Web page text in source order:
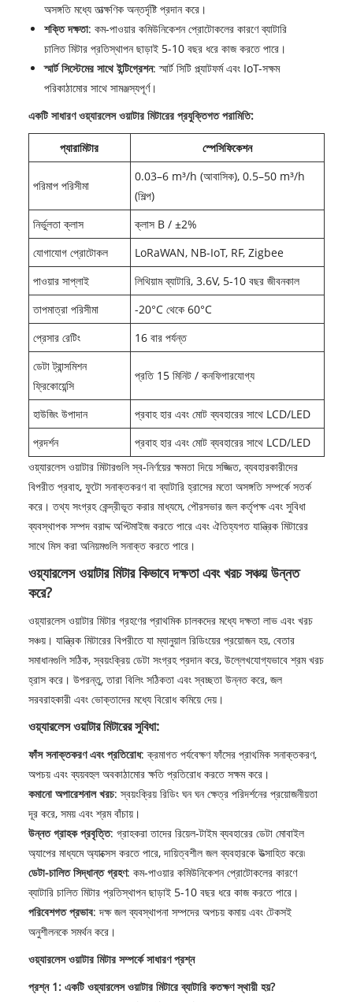
অসঙ্গতি মধ্যে তাত্ক্ষণিক অন্তর্দৃষ্টি প্রদান করে।
শক্তি দক্ষতা: কম-পাওয়ার কমিউনিকেশন প্রোটোকলের কারণে ব্যাটারি
চালিত মিটার প্রতিস্থাপন ছাড়াই 5-10 বছর ধরে কাজ করতে পারে।
স্মার্ট সিস্টেমের সাথে ইন্টিগ্রেশন: স্মার্ট সিটি প্ল্যাটফর্ম এবং IoT-সক্ষম
পরিকাঠামোর সাথে সামঞ্জস্যপূর্ণ।
একটি সাধারণ ওয়্যারলেস ওয়াটার মিটারের প্রযুক্তিগত পরামিতি:
প্যারামিটার স্পেসিফিকেশন
পরিমাপ পরিসীমা
0.03–6 m³/h (আবাসিক), 0.5–50 m³/h
(শিল্প)
নির্ভুলতা ক্লাস
ক্লাস B / ±2%
যোগাযোগ প্রোটোকল
LoRaWAN, NB-IoT, RF, Zigbee
পাওয়ার সাপ্লাই
লিথিয়াম ব্যাটারি, 3.6V, 5-10 বছর জীবনকাল
তাপমাত্রা পরিসীমা
-20°C থেকে 60°C
প্রেসার রেটিং
16 বার পর্যন্ত
ডেটা ট্রান্সমিশন
ফ্রিকোয়েন্সি
প্রতি 15 মিনিট / কনফিগারযোগ্য
হাউজিং উপাদান
প্রবাহ হার এবং মোট ব্যবহারের সাথে LCD/LED
প্রদর্শন
প্রবাহ হার এবং মোট ব্যবহারের সাথে LCD/LED
ওয়্যারলেস ওয়াটার মিটারগুলি স্ব-নির্ণয়ের ক্ষমতা দিয়ে সজ্জিত, ব্যবহারকারীদের
বিপরীত প্রবাহ, ফুটো সনাক্তকরণ বা ব্যাটারি হ্রাসের মতো অসঙ্গতি সম্পর্কে সতর্ক
করে। তথ্য সংগ্রহ কেন্দ্রীভূত করার মাধ্যমে, পৌরসভার জল কর্তৃপক্ষ এবং সুবিধা
ব্যবস্থাপক সম্পদ বরাদ্দ অপ্টিমাইজ করতে পারে এবং ঐতিহ্যগত যান্ত্রিক মিটারের
সাথে মিস করা অনিয়মগুলি সনাক্ত করতে পারে।
ওয়্যারলেস ওয়াটার মিটার কিভাবে দক্ষতা এবং খরচ সঞ্চয় উন্নত
করে?
ওয়্যারলেস ওয়াটার মিটার গ্রহণের প্রাথমিক চালকদের মধ্যে দক্ষতা লাভ এবং খরচ
সঞ্চয়। যান্ত্রিক মিটারের বিপরীতে যা ম্যানুয়াল রিডিংয়ের প্রয়োজন হয়, বেতার
সমাধানগুলি সঠিক, স্বয়ংক্রিয় ডেটা সংগ্রহ প্রদান করে, উল্লেখযোগ্যভাবে শ্রম খরচ
হ্রাস করে। উপরন্তু, তারা বিলিং সঠিকতা এবং স্বচ্ছতা উন্নত করে, জল
সরবরাহকারী এবং ভোক্তাদের মধ্যে বিরোধ কমিয়ে দেয়।
ওয়্যারলেস ওয়াটার মিটারের সুবিধা:
ফাঁস সনাক্তকরণ এবং প্রতিরোধ: ক্রমাগত পর্যবেক্ষণ ফাঁসের প্রাথমিক সনাক্তকরণ,
অপচয় এবং ব্যয়বহুল অবকাঠামোর ক্ষতি প্রতিরোধ করতে সক্ষম করে।
কমানো অপারেশনাল খরচ: স্বয়ংক্রিয় রিডিং ঘন ঘন ক্ষেত্র পরিদর্শনের প্রয়োজনীয়তা
দূর করে, সময় এবং শ্রম বাঁচায়।
উন্নত গ্রাহক প্রবৃত্তি: গ্রাহকরা তাদের রিয়েল-টাইম ব্যবহারের ডেটা মোবাইল
অ্যাপের মাধ্যমে অ্যাক্সেস করতে পারে, দায়িত্বশীল জল ব্যবহারকে উত্সাহিত করে৷
ডেটা-চালিত সিদ্ধান্ত গ্রহণ: কম-পাওয়ার কমিউনিকেশন প্রোটোকলের কারণে
ব্যাটারি চালিত মিটার প্রতিস্থাপন ছাড়াই 5-10 বছর ধরে কাজ করতে পারে।
পরিবেশগত প্রভাব: দক্ষ জল ব্যবস্থাপনা সম্পদের অপচয় কমায় এবং টেকসই
অনুশীলনকে সমর্থন করে।
ওয়্যারলেস ওয়াটার মিটার সম্পর্কে সাধারণ প্রশ্ন
প্রশ্ন 1: একটি ওয়্যারলেস ওয়াটার মিটারে ব্যাটারি কতক্ষণ স্থায়ী হয়?